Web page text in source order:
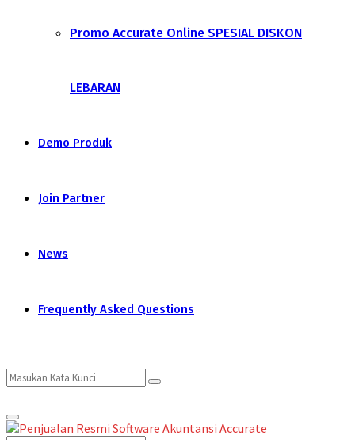
Promo Accurate Online SPESIAL DISKON
LEBARAN
Demo Produk
Join Partner
News
Frequently Asked Questions
Search
for:
Search
Primary
Menu